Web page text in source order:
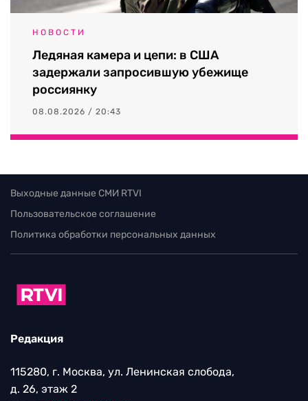
НОВОСТИ
Ледяная камера и цепи: в США
задержали запросившую убежище
россиянку
08.08.2026 / 20:43
Выходные данные СМИ RTVI
Пользовательское соглашение
Политика обработки персональных данных
Редакция
115280, г. Москва, ул. Ленинская слобода,
д. 26, этаж 2